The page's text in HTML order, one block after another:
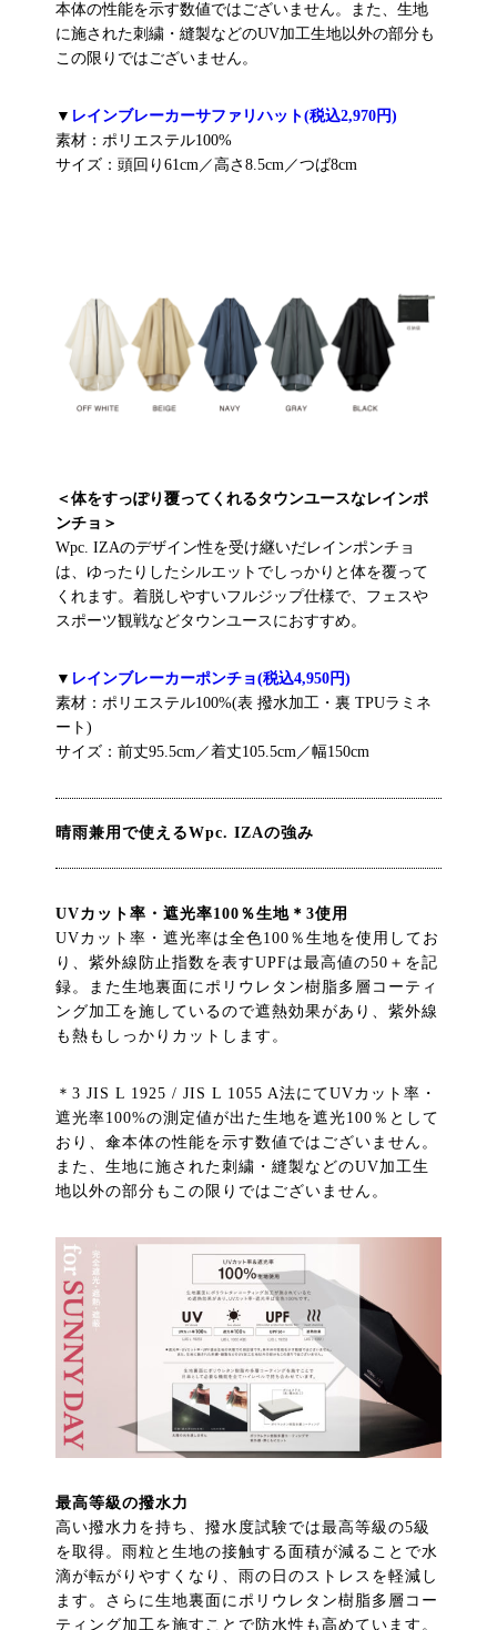
本体の性能を示す数値ではございません。また、生地
に施された刺繍・縫製などのUV加工生地以外の部分も
この限りではございません。
▼ レインブレーカーサファリハット(税込2,970円)
素材：ポリエステル100%
サイズ：頭回り61cm／高さ8.5cm／つば8cm
＜体をすっぽり覆ってくれるタウンユースなレインポ
ンチョ＞
Wpc. IZAのデザイン性を受け継いだレインポンチョ
は、ゆったりしたシルエットでしっかりと体を覆って
くれます。着脱しやすいフルジップ仕様で、フェスや
スポーツ観戦などタウンユースにおすすめ。
▼ レインブレーカーポンチョ(税込4,950円)
素材：ポリエステル100%(表 撥水加工・裏 TPUラミネ
ート)
サイズ：前丈95.5cm／着丈105.5cm／幅150cm
晴雨兼用で使えるWpc. IZAの強み
UVカット率・遮光率100％生地＊3使用
UVカット率・遮光率は全色100％生地を使用してお
り、紫外線防止指数を表すUPFは最高値の50＋を記
録。また生地裏面にポリウレタン樹脂多層コーティ
ング加工を施しているので遮熱効果があり、紫外線
も熱もしっかりカットします。
＊3 JIS L 1925 / JIS L 1055 A法にてUVカット率・
遮光率100%の測定値が出た生地を遮光100％として
おり、傘本体の性能を示す数値ではございません。
また、生地に施された刺繍・縫製などのUV加工生
地以外の部分もこの限りではございません。
最高等級の撥水力
高い撥水力を持ち、撥水度試験では最高等級の5級
を取得。雨粒と生地の接触する面積が減ることで水
滴が転がりやすくなり、雨の日のストレスを軽減し
ます。さらに生地裏面にポリウレタン樹脂多層コー
ティング加工を施すことで防水性も高めています。